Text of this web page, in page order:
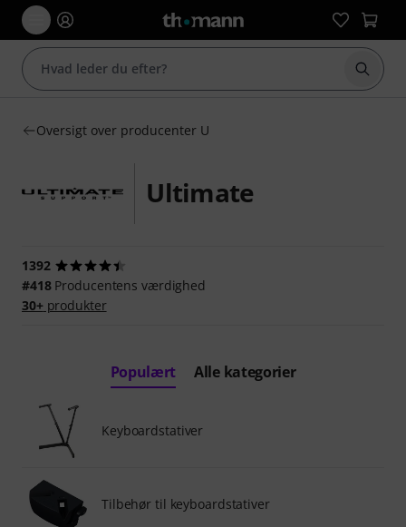
Start
Oversigt over producenter U
Ultimate
1392
#418Producentens værdighed
30+produkter
Populært Alle kategorier
Keyboardstativer
Tilbehør til keyboardstativer